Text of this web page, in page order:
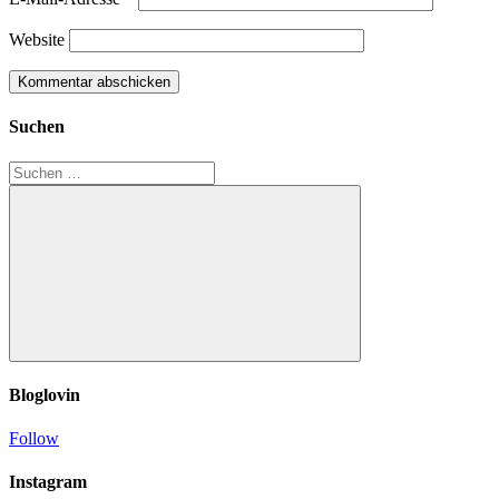
Website
Suchen
Suchen
nach:
Suchen
Bloglovin
Follow
Instagram